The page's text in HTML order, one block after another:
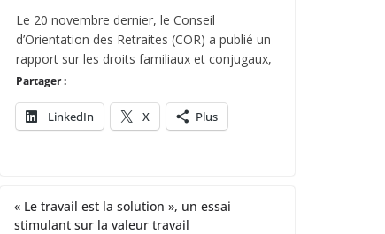
Le 20 novembre dernier, le Conseil
d’Orientation des Retraites (COR) a publié un
rapport sur les droits familiaux et conjugaux,
Partager :
LinkedIn X Plus
« Le travail est la solution », un essai
stimulant sur la valeur travail